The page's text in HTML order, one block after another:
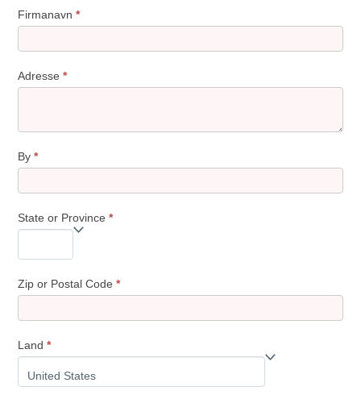
Firmanavn*
Adresse*
By*
State or Province*
Zip or Postal Code*
Land*